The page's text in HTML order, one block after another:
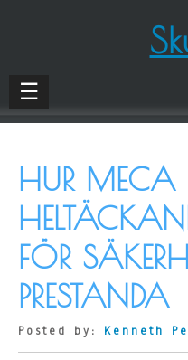
☰
HUR MECA
FÖR
PRESTANDA
Posted by: Kenneth